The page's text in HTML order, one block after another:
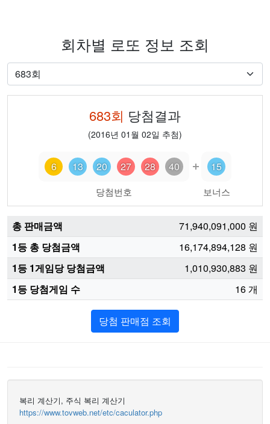
회차별 로또 정보 조회
683회 당첨결과
(2016년 01월 02일 추첨)
당첨번호
6 13 20 27 28 40
보너스
15
총 판매금액 71,940,091,000 원
1등 총 당첨금액
16,174,894,128 원
1등 1게임당 당첨금액
1,010,930,883 원
1등 당첨게임 수
16개
당첨 판매점 조회
복리 계산기, 주식 복리 계산기
https://www.tovweb.net/etc/caculator.php